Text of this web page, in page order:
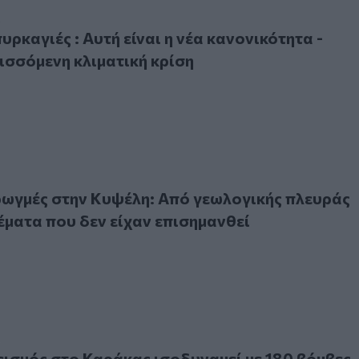
: Αυτή είναι η νέα κανονικότητα - Έχουμε εξελισσόμενη
: Αυτή είναι η νέα κανονικότητα -
κλιματική κρίση
στην Κυψέλη: Από γεωλογικής πλευράς υπάρχουν θέματα
στην Κυψέλη: Από γεωλογικής πλευράς
που δεν είχαν επισημανθεί
στο Καράκας ισοδυναμεί με 180 βόμβες Χιροσίμα